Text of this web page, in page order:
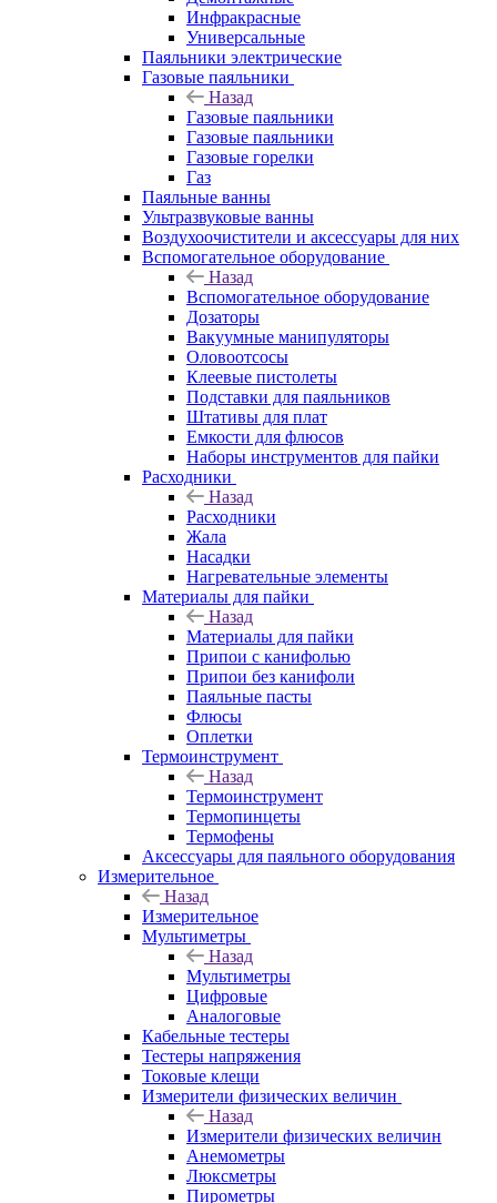
Инфракрасные
Универсальные
Паяльники электрические
Газовые паяльники
Назад
Газовые паяльники
Газовые паяльники
Газовые горелки
Газ
Паяльные ванны
Ультразвуковые ванны
Воздухоочистители и аксессуары для них
Вспомогательное оборудование
Назад
Вспомогательное оборудование
Дозаторы
Вакуумные манипуляторы
Оловоотсосы
Клеевые пистолеты
Подставки для паяльников
Штативы для плат
Емкости для флюсов
Наборы инструментов для пайки
Расходники
Назад
Расходники
Жала
Насадки
Нагревательные элементы
Материалы для пайки
Назад
Материалы для пайки
Припои с канифолью
Припои без канифоли
Паяльные пасты
Флюсы
Оплетки
Термоинструмент
Назад
Термоинструмент
Термопинцеты
Термофены
Аксессуары для паяльного оборудования
Измерительное
Назад
Измерительное
Мультиметры
Назад
Мультиметры
Цифровые
Аналоговые
Кабельные тестеры
Тестеры напряжения
Токовые клещи
Измерители физических величин
Назад
Измерители физических величин
Анемометры
Люксметры
Пирометры